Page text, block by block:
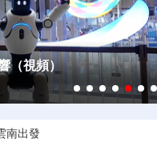
感嘆AI讓文化觸手可及
南出發